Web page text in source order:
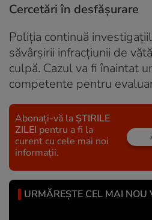
Cercetări în desfășurare
Poliția continuă
săvârșirii infracțiunii de
culpă. Cazul va fi înaintat
competente pentru
Abonați-vă la ȘTIRILE
ZILEI pentru a fi la
curent cu cele mai noi
informații.
URMĂREȘTE CEL MAI NOU